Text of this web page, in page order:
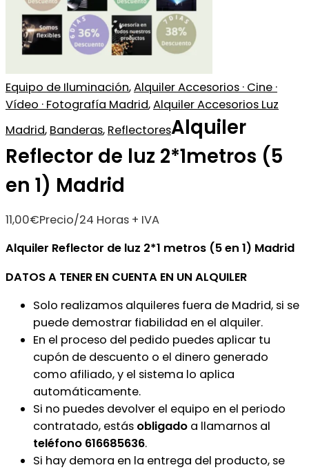
Equipo de Iluminación,Alquiler Accesorios · Cine ·
Vídeo · Fotografía Madrid,Alquiler Accesorios Luz
Madrid, Banderas, ReflectoresAlquiler
Reflector de luz 2*1metros (5
en 1) Madrid
11,00€Precio/24 Horas + IVA
Alquiler Reflector de luz 2*1 metros (5 en 1) Madrid
DATOS A TENER EN CUENTA EN UN ALQUILER
Solo realizamos alquileres fuera de Madrid, si se
puede demostrar fiabilidad en el alquiler.
En el proceso del pedido puedes aplicar tu
cupón de descuento o el dinero generado
como afiliado, y el sistema lo aplica
automáticamente.
Si no puedes devolver el equipo en el periodo
contratado, estás obligado a llamarnos al
teléfono 616685636.
Si hay demora en la entrega del producto, se